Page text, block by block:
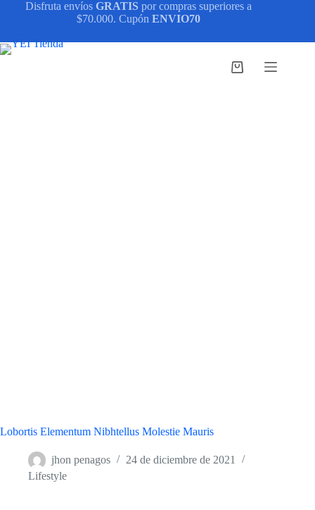
Disfruta envíosGRATIS por compras superiores a
$70.000. CupónENVIO70
Carro
Lobortis Elementum Nibhtellus Molestie Mauris
jhon penagos
24 de diciembre de 2021
Lifestyle